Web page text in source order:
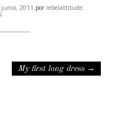
junio, 2011 por rebelattitude.
My first long dress →